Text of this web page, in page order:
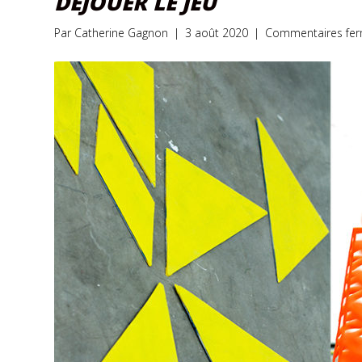
Par Catherine Gagnon | 3 août 2020 | Commentaires